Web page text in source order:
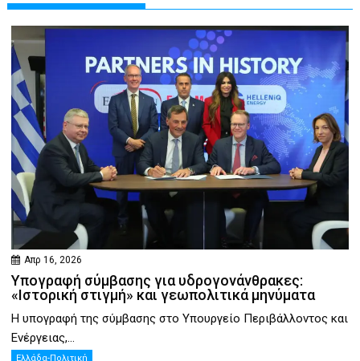
Απρ 16, 2026
Υπογραφή σύμβασης για υδρογονάνθρακες:
«Ιστορική στιγμή» και γεωπολιτικά μηνύματα
Η υπογραφή της σύμβασης στο Υπουργείο Περιβάλλοντος και
Ενέργειας,...
Ελλάδα-Πολιτική